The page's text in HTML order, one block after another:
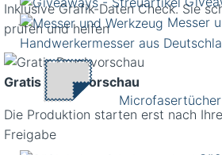
Messer
Handwerkermesser aus
Inklusive Grafik-Daten Check. Sie
prüfen und helfen
Gratis Druckvorschau
Die Produktion starten erst nach
Freigabe